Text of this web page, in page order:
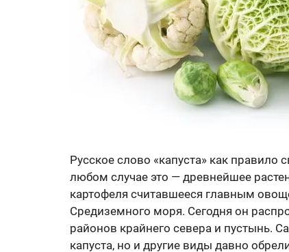
Русское слово «капуста» как правило
любом случае это — древнейшее
картофеля считавшееся главным
Средиземного моря. Сегодня он
районов крайнего севера и пустынь.
капуста, но и другие виды давно